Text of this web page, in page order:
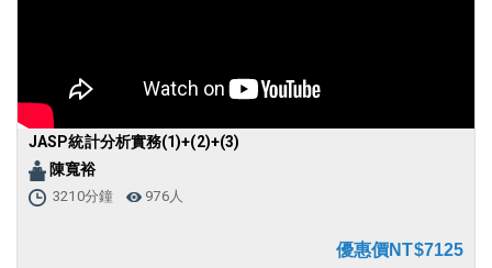
JASP統計分析實務(1)+(2)+(3)
陳寬裕
3210分鐘 976人
優惠價NT$7125